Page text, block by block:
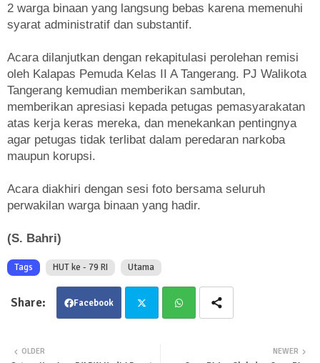
2 warga binaan yang langsung bebas karena memenuhi
syarat administratif dan substantif.
Acara dilanjutkan dengan rekapitulasi perolehan remisi
oleh Kalapas Pemuda Kelas II A Tangerang. PJ Walikota
Tangerang kemudian memberikan sambutan,
memberikan apresiasi kepada petugas pemasyarakatan
atas kerja keras mereka, dan menekankan pentingnya
agar petugas tidak terlibat dalam peredaran narkoba
maupun korupsi.
Acara diakhiri dengan sesi foto bersama seluruh
perwakilan warga binaan yang hadir.
(S. Bahri)
Tags HUT ke - 79 RI Utama
Facebook
NEWER
OLDER